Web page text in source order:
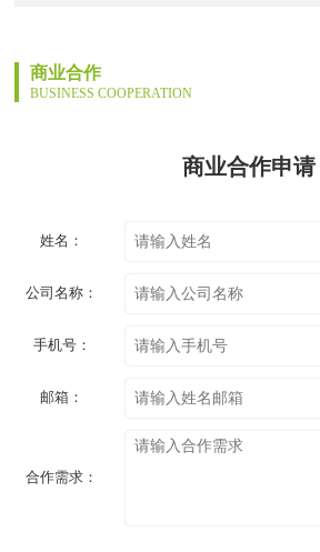
商业合作
BUSINESS COOPERATION
商业合作申请
姓名：
公司名称：
手机号：
邮箱：
合作需求：